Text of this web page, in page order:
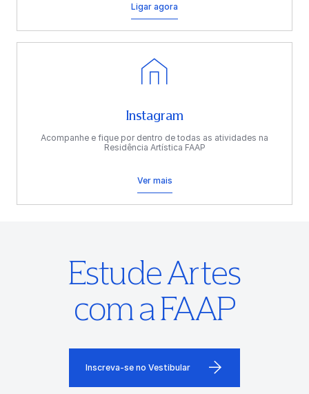
Ligar agora
Instagram
Acompanhe e fique por dentro de todas as atividades na
Residência Artística FAAP
Ver mais
Estude Artes
com a FAAP
Inscreva-se no Vestibular